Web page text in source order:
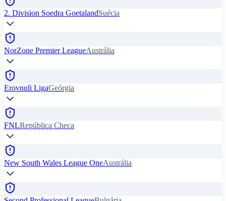
2. Division Soedra GoetalandSuécia
NorZone Premier LeagueAustrália
Erovnuli LigaGeórgia
FNLRepública Checa
New South Wales League OneAustrália